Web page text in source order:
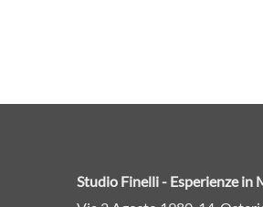
Studio Finelli - Esperienze in